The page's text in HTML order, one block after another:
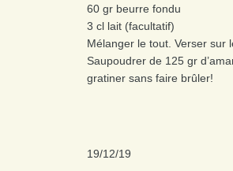
60 gr beurre fondu
3 cl lait (facultatif)
Mélanger le tout. Verser sur
Saupoudrer de 125 gr
gratiner sans faire brûler!
19/12/19